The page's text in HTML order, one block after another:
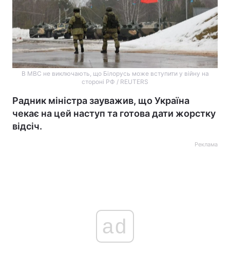
В МВС не виключають, що Білорусь може вступити у війну на
стороні РФ / REUTERS
Радник міністра зауважив, що Україна
чекає на цей наступ та готова дати жорстку
відсіч.
Реклама
ad